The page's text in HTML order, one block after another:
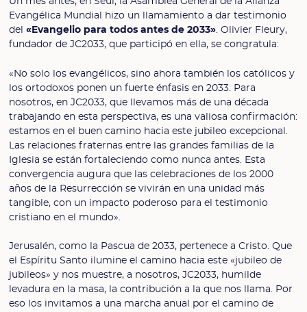
Evangélica Mundial hizo un llamamiento a dar testimonio
del«Evangelio para todos antes de 2033». Olivier Fleury,
fundador de JC2033, que participó en ella, se congratula:
«No solo los evangélicos, sino ahora también los católicos y
los ortodoxos ponen un fuerte énfasis en 2033. Para
nosotros, en JC2033, que llevamos más de una década
trabajando en esta perspectiva, es una valiosa confirmación:
estamos en el buen camino hacia este jubileo excepcional.
Las relaciones fraternas entre las grandes familias de la
Iglesia se están fortaleciendo como nunca antes. Esta
convergencia augura que las celebraciones de los 2000
años de la Resurrección se vivirán en una unidad más
tangible, con un impacto poderoso para el testimonio
cristiano en el mundo».
Jerusalén, como la Pascua de 2033, pertenece a Cristo. Que
el Espíritu Santo ilumine el camino hacia este «jubileo de
jubileos» y nos muestre, a nosotros, JC2033, humilde
levadura en la masa, la contribución a la que nos llama. Por
eso los invitamos a una marcha anual por el camino de